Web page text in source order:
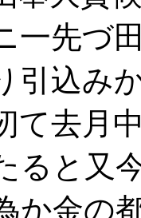
一先づ
引込み
去月
ると又
か金の